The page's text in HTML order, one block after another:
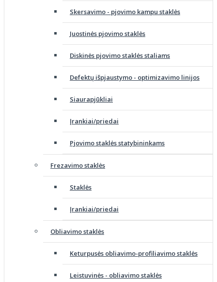
Skersavimo - pjovimo kampu staklės
Juostinės pjovimo staklės
Diskinės pjovimo staklės staliams
Defektų išpjaustymo - optimizavimo linijos
Siaurapjūkliai
Įrankiai/priedai
Pjovimo staklės statybininkams
Frezavimo staklės
Staklės
Įrankiai/priedai
Obliavimo staklės
Keturpusės obliavimo-profiliavimo staklės
Leistuvinės - obliavimo staklės